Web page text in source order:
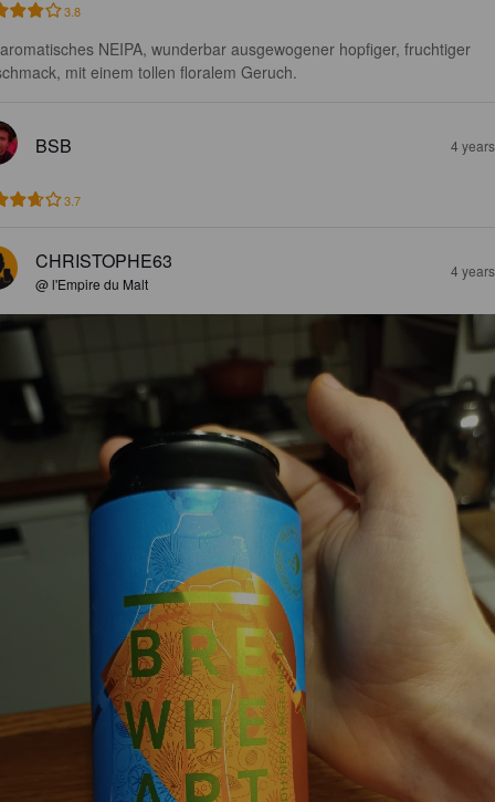
3.8
NEIPA, wunderbar ausgewogener hopfiger, fruchtiger
mit einem tollen floralem Geruch.
BSB 4
3.7
CHRISTOPHE63
@ l'Empire du Malt
4